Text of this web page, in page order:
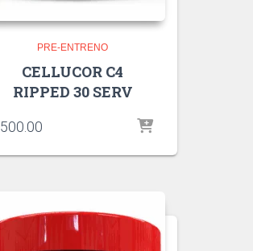
PRE-ENTRENO
CELLUCOR C4
RIPPED 30 SERV
500.00